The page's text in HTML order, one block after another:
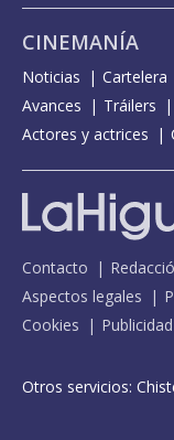
CINEMANÍA
Noticias Cartelera
Avances
Tráilers
Actores y actrices
Contacto
Aspectos legales
Cookies
Otros servicios: